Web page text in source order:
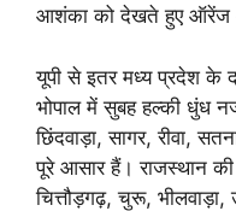
आशंका को देखते हुए ऑरेंज
यूपी से इतर मध्य प्रदेश के
भोपाल में सुबह हल्की धुंध
छिंदवाड़ा, सागर, रीवा,
पूरे आसार हैं। राजस्थान
चित्तौड़गढ़, चुरू,